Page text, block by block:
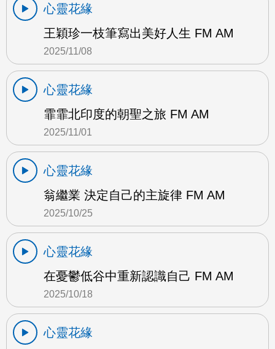
心靈花緣
王穎珍一枝筆寫出美好人生 FM AM
2025/11/08
心靈花緣
霏霏北印度的朝聖之旅 FM AM
2025/11/01
心靈花緣
翁繼業 決定自己的主旋律 FM AM
2025/10/25
心靈花緣
在憂鬱低谷中重新認識自己 FM AM
2025/10/18
心靈花緣